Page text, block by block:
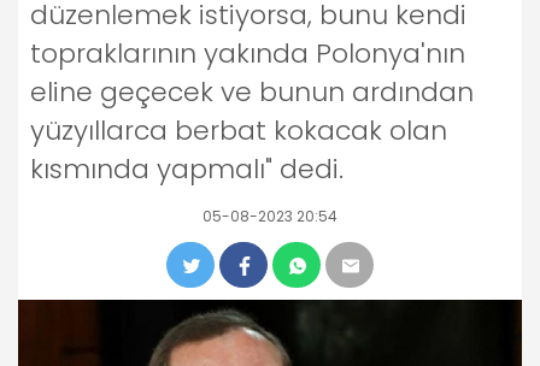
düzenlemek istiyorsa, bunu kendi
topraklarının yakında Polonya'nın
eline geçecek ve bunun ardından
yüzyıllarca berbat kokacak olan
kısmında yapmalı" dedi.
05-08-2023 20:54